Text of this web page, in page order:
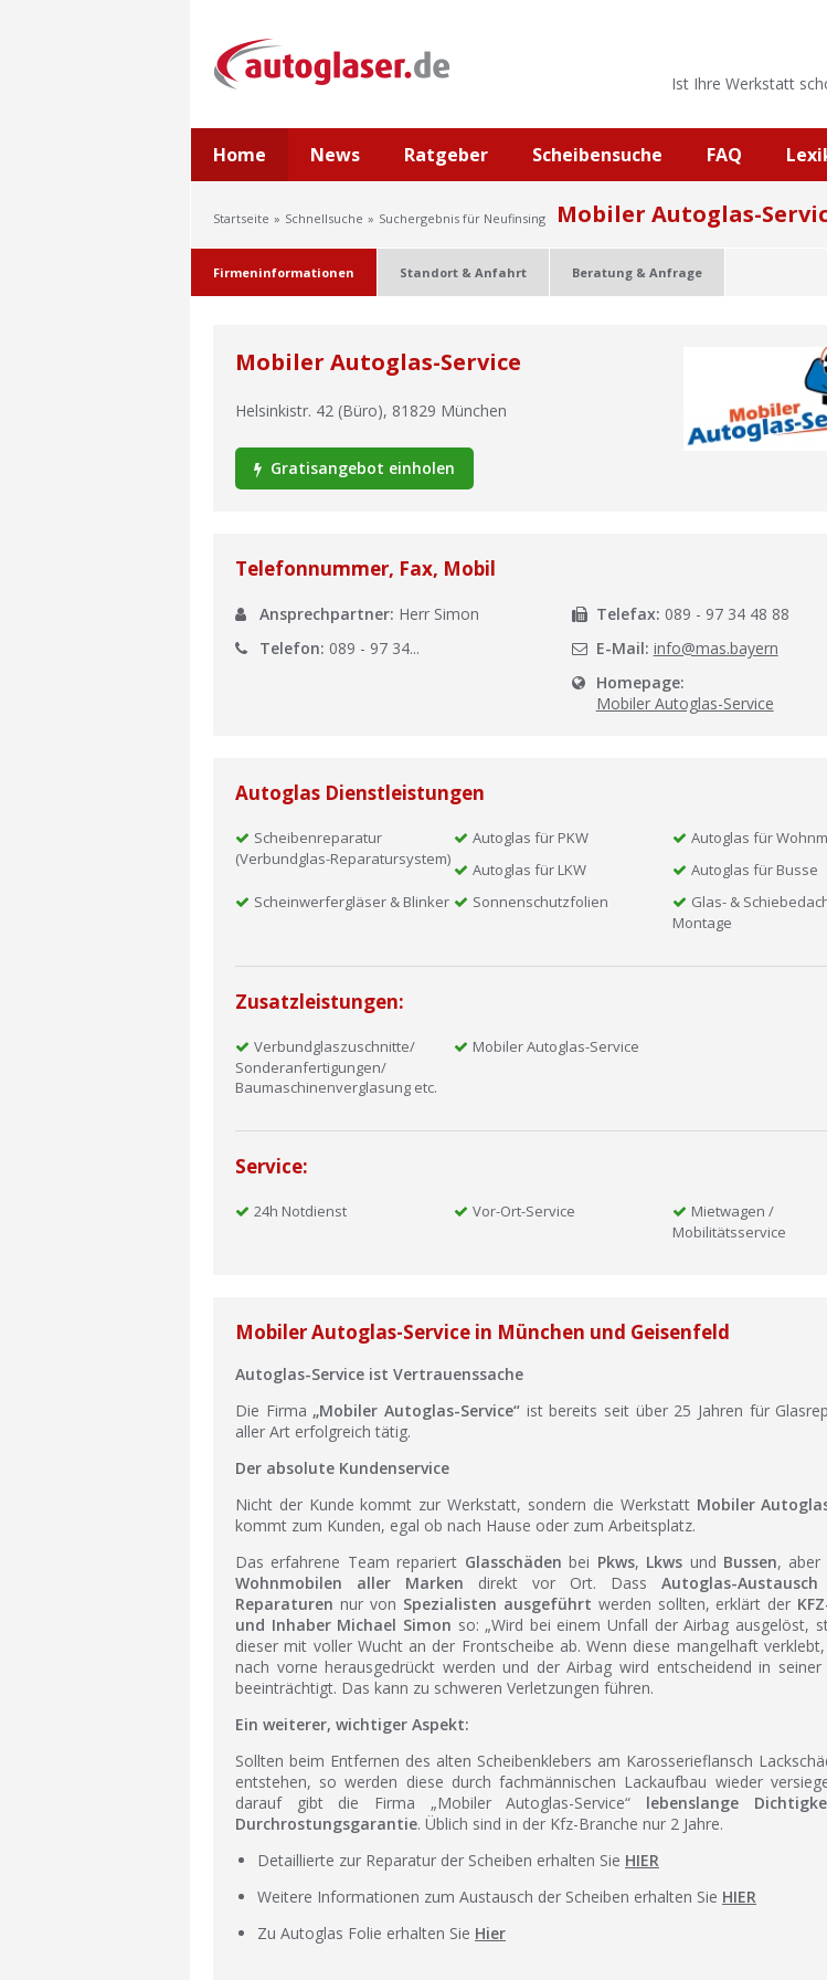
Ist Ihre Werkstatt
Home News Ratgeber Scheibensuche FAQ
Startseite Schnellsuche Suchergebnis für Neufinsing Mobiler Autoglas-
Firmeninformationen Standort & Anfahrt Beratung & Anfrage
Mobiler Autoglas-Service
Helsinkistr. 42 (Büro), 81829 München
Gratisangebot einholen
Telefonnummer, Fax, Mobil
Ansprechpartner: Herr Simon
Telefon: 089 - 97 34...
Telefax: 089 - 97 34 48 88
E-Mail: info@mas.bayern
Homepage:
Mobiler Autoglas-Service
Autoglas Dienstleistungen
Scheibenreparatur
(Verbundglas-Reparatursystem)
Autoglas für PKW
Autoglas für
Autoglas für LKW
Autoglas für Busse
Scheinwerfergläser & Blinker
Sonnenschutzfolien
Glas- &
Montage
Zusatzleistungen:
Verbundglaszuschnitte/
Sonderanfertigungen/
Baumaschinenverglasung etc.
Mobiler Autoglas-Service
Service:
24h Notdienst Vor-Ort-Service
Mietwagen /
Mobilitätsservice
Mobiler Autoglas-Service in München und Geisenfeld
Autoglas-Service ist Vertrauenssache
Die Firma „Mobiler Autoglas-Service“ ist bereits seit über 25 Jahren für
aller Art erfolgreich tätig.
Der absolute Kundenservice
Nicht der Kunde kommt zur Werkstatt, sondern die Werkstatt Mobiler
kommt zum Kunden, egal ob nach Hause oder zum Arbeitsplatz.
Das erfahrene Team repariert Glasschäden bei Pkws, Lkws und Bussen, aber
Wohnmobilen aller Marken direkt vor Ort. Dass Autoglas-
Reparaturen nur von Spezialisten ausgeführt werden sollten, erklärt der
und Inhaber Michael Simon so: „Wird bei einem Unfall der Airbag ausgelöst,
dieser mit voller Wucht an der Frontscheibe ab. Wenn diese mangelhaft
nach vorne herausgedrückt werden und der Airbag wird entscheidend in seiner
beeinträchtigt. Das kann zu schweren Verletzungen führen.
Ein weiterer, wichtiger Aspekt:
Sollten beim Entfernen des alten Scheibenklebers am Karosserieflansch
entstehen, so werden diese durch fachmännischen Lackaufbau wieder
darauf gibt die Firma „Mobiler Autoglas-Service“ lebenslange
Durchrostungsgarantie. Üblich sind in der Kfz-Branche nur 2 Jahre.
Detaillierte zur Reparatur der Scheiben erhalten Sie HIER
Weitere Informationen zum Austausch der Scheiben erhalten Sie HIER
Zu Autoglas Folie erhalten Sie Hier